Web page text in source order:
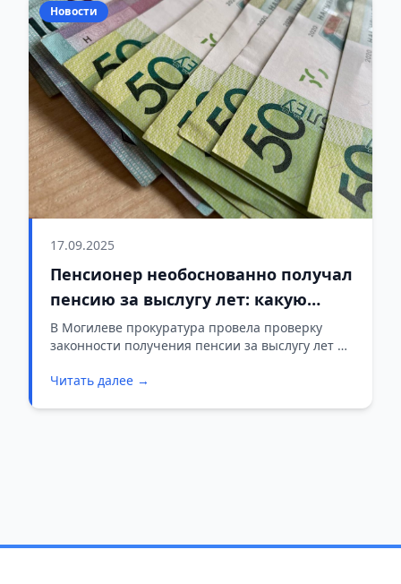
Новости
17.09.2025
Пенсионер необоснованно получал
пенсию за выслугу лет: какую
сумму ему пришлось вернуть
В Могилеве прокуратура провела проверку
законности получения пенсии за выслугу лет и
необоснованно полученных средств.
Читать далее →